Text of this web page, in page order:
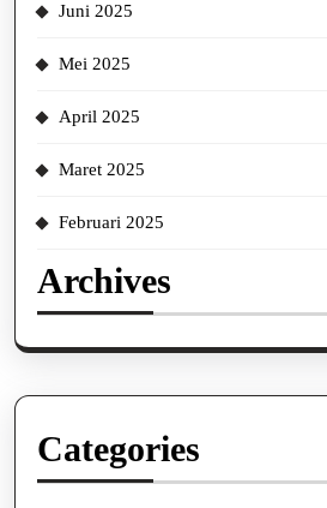
Juni 2025
Mei 2025
April 2025
Maret 2025
Februari 2025
Archives
Categories